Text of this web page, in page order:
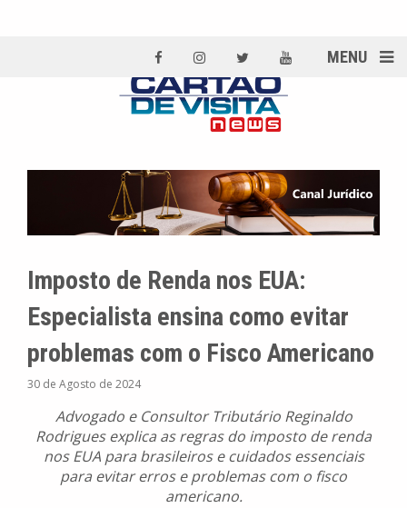
MENU
Imposto de Renda nos EUA:
Especialista ensina como evitar
problemas com o Fisco Americano
30 de Agosto de 2024
Advogado e Consultor Tributário Reginaldo
Rodrigues explica as regras do imposto de renda
nos EUA para brasileiros e cuidados essenciais
para evitar erros e problemas com o fisco
americano.